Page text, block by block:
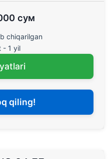
сум
chiqarilgan
- 1 yil
qiling!